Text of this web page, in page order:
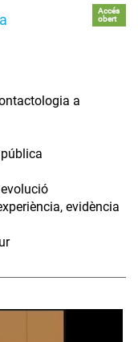
Accés
obert
a
evidència